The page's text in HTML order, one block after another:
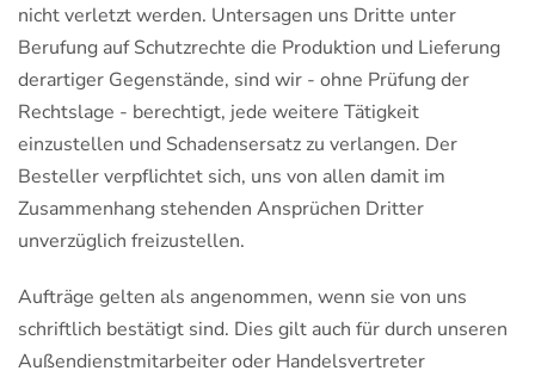
nicht verletzt werden. Untersagen uns Dritte unter
Berufung auf Schutzrechte die Produktion und Lieferung
derartiger Gegenstände, sind wir - ohne Prüfung der
Rechtslage - berechtigt, jede weitere Tätigkeit
einzustellen und Schadensersatz zu verlangen. Der
Besteller verpflichtet sich, uns von allen damit im
Zusammenhang stehenden Ansprüchen Dritter
unverzüglich freizustellen.
Aufträge gelten als angenommen, wenn sie von uns
schriftlich bestätigt sind. Dies gilt auch für durch unseren
Außendienstmitarbeiter oder Handelsvertreter